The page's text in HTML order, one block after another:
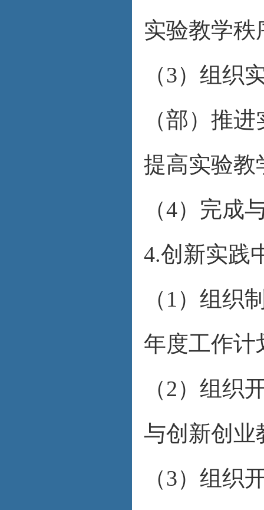
实验教学秩
（3）组织
（部）推
提高实验教
（4）完成
4.创新实践
（1）组织
年度工作计
（2）组织
与创新创业
（3）组织